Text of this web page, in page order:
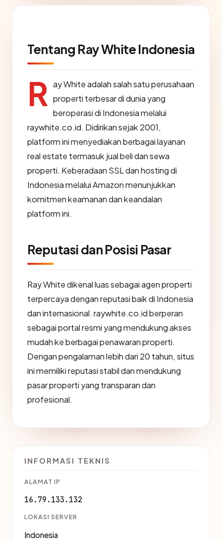
Tentang Ray White Indonesia
R ay White adalah salah satu perusahaan
properti terbesar di dunia yang
beroperasi di Indonesia melalui
raywhite.co.id. Didirikan sejak 2001,
platform ini menyediakan berbagai layanan
real estate termasuk jual beli dan sewa
properti. Keberadaan SSL dan hosting di
Indonesia melalui Amazon menunjukkan
komitmen keamanan dan keandalan
platform ini.
Reputasi dan Posisi Pasar
Ray White dikenal luas sebagai agen properti
terpercaya dengan reputasi baik di Indonesia
dan internasional. raywhite.co.id berperan
sebagai portal resmi yang mendukung akses
mudah ke berbagai penawaran properti.
Dengan pengalaman lebih dari 20 tahun, situs
ini memiliki reputasi stabil dan mendukung
pasar properti yang transparan dan
profesional.
INFORMASI TEKNIS
ALAMAT IP
16.79.133.132
LOKASI SERVER
Indonesia